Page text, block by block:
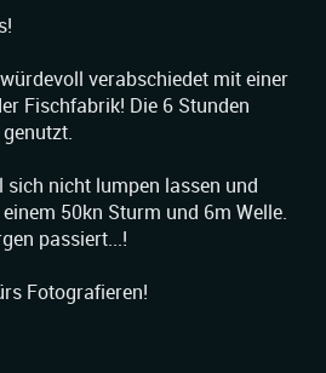
verabschiedet mit einer
Fischfabrik! Die 6 Stunden
sich nicht lumpen lassen und
50kn Sturm und 6m Welle.
passiert...!
Fotografieren!